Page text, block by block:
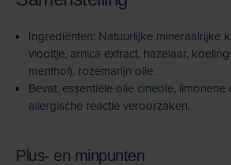
Ingrediënten: Natuurlijke mineraalrijke
viooltje, arnica extract, hazelaar,
menthol), rozemarijn olie.
Bevat: essentiële olie cineole,
allergische reactie veroorzaken.
Plus- en minpunten